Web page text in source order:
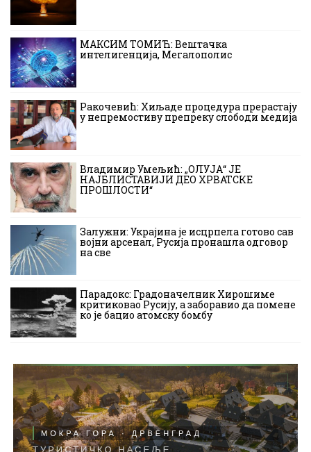
МАКСИМ ТОМИЋ: Вештачка
интелигенција, Мегалополис
Ракочевић: Хиљаде процедура прерастају
у непремостиву препреку слободи медија
Владимир Умељић: „ОЛУЈА“ ЈЕ
НАЈБЛИСТАВИЈИ ДЕО ХРВАТСКЕ
ПРОШЛОСТИ“
Залужни: Украјина је исцрпела готово сав
војни арсенал, Русија пронашла одговор
на све
Парадокс: Градоначелник Хирошиме
критиковао Русију, а заборавио да помене
ко је бацио атомску бомбу